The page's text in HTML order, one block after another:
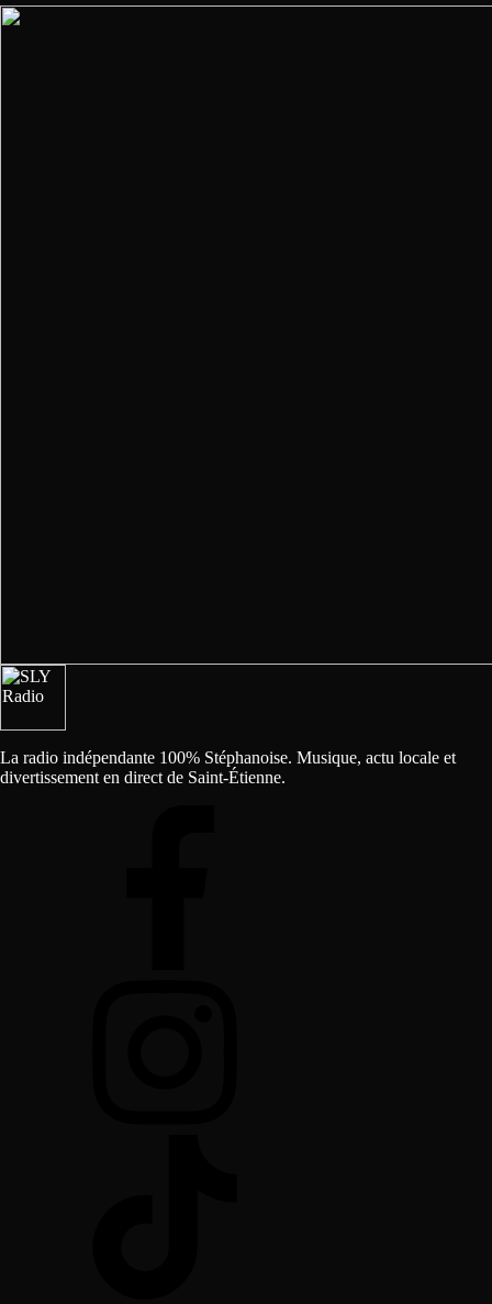
La radio indépendante 100% Stéphanoise. Musique, actu locale et
divertissement en direct de Saint-Étienne.